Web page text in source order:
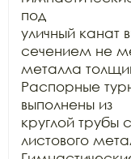
под
уличный канат
сечением не
металла
Распорные
выполнены из
круглой
листового